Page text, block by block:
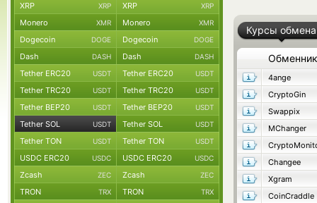
Курсы обмена
Обменник
4ange
CryptoGin
Swappix
MChanger
Changee
Xgram
CoinCraddle
XRP XRP XRP XRP
Monero XMR Monero XMR
Dogecoin DOGE Dogecoin DOGE
Dash DASH Dash DASH
Tether ERC20 USDT Tether ERC20 USDT
Tether TRC20 USDT Tether TRC20 USDT
Tether BEP20 USDT Tether BEP20 USDT
Tether SOL USDT Tether SOL USDT
Tether TON USDT Tether TON USDT
USDC ERC20 USDC USDC ERC20 USDC
Zcash ZEC Zcash ZEC
TRON TRX TRON TRX